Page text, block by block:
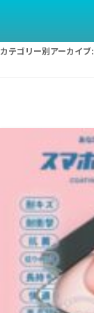
カテゴリー別アーカイブ: